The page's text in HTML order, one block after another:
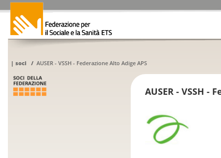
| soci / AUSER - VSSH - Federazione Alto Adige APS
AUSER - VSSH -